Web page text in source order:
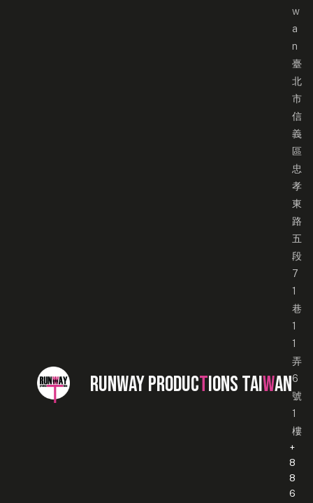
RUNWAY PRODUCTIONS TAIWAN
w
a
n
臺
北
市
信
義
區
忠
孝
東
路
五
段
7
1
巷
1
1
弄
6
號
1
樓
+
8
8
6